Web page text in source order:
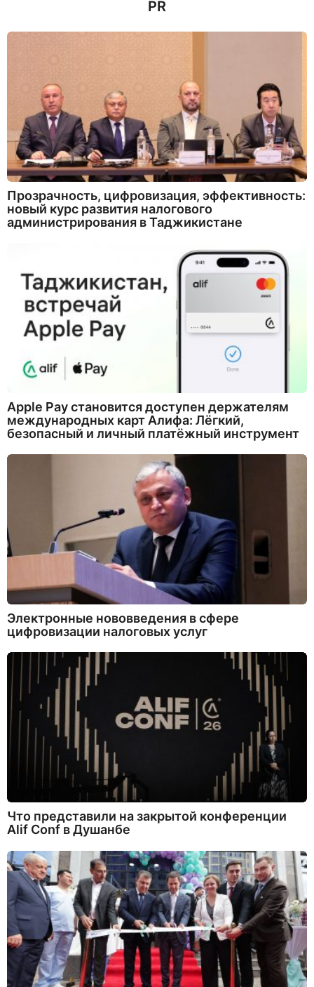
PR
Прозрачность, цифровизация, эффективность:
новый курс развития налогового
администрирования в Таджикистане
Apple Pay становится доступен держателям
международных карт Алифа: Лёгкий,
безопасный и личный платёжный инструмент
Электронные нововведения в сфере
цифровизации налоговых услуг
Что представили на закрытой конференции
Alif Conf в Душанбе